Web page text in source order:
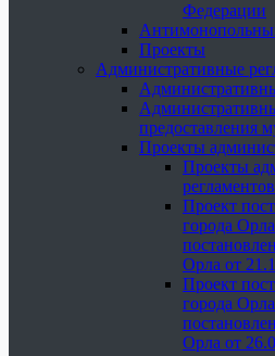
Федерации
Проекты
Административные
предоставления
Проекты
Проекты
регламентов
Проект
города
Орла от
Проект
города
Орла от